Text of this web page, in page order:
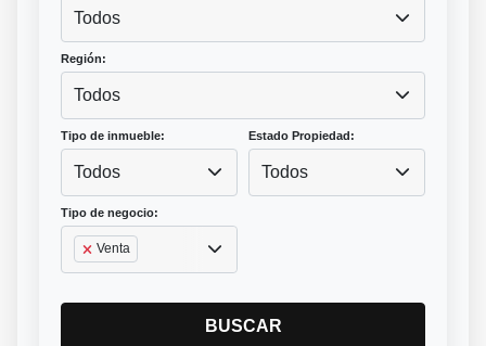
Todos
Región:
Todos
Tipo de inmueble:
Todos
Estado Propiedad:
Todos
Tipo de negocio:
Venta
BUSCAR